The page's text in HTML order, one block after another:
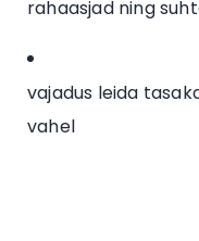
rahaasjad ning
vajadus leida
vahel